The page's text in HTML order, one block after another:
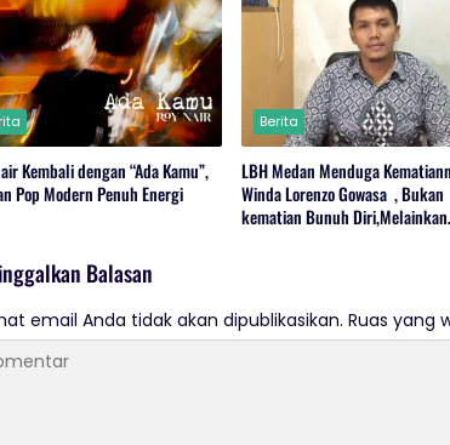
Kembali dengan “Ada Kamu”,
Pop Modern Penuh Energi
Berita
LBH Medan Menduga
Winda Lorenzo Gowasa , Bukan
kematian Bunuh Diri,Melainkan
Balasan
email Anda tidak akan dipublikasikan. Ruas yang